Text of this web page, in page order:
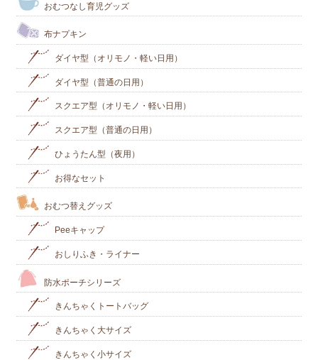
おむつなし育児グッズ
布ナプキン
ダイヤ型（オリモノ・軽い日用）
ダイヤ型（普通の日用）
スクエア型（オリモノ・軽い日用）
スクエア型（普通の日用）
ひょうたん型（夜用）
お得なセット
おむつ替えグッズ
Peeキャップ
おしりふき・ライナー
防水ポーチシリーズ
きんちゃくトートバッグ
きんちゃく大サイズ
きんちゃく小サイズ